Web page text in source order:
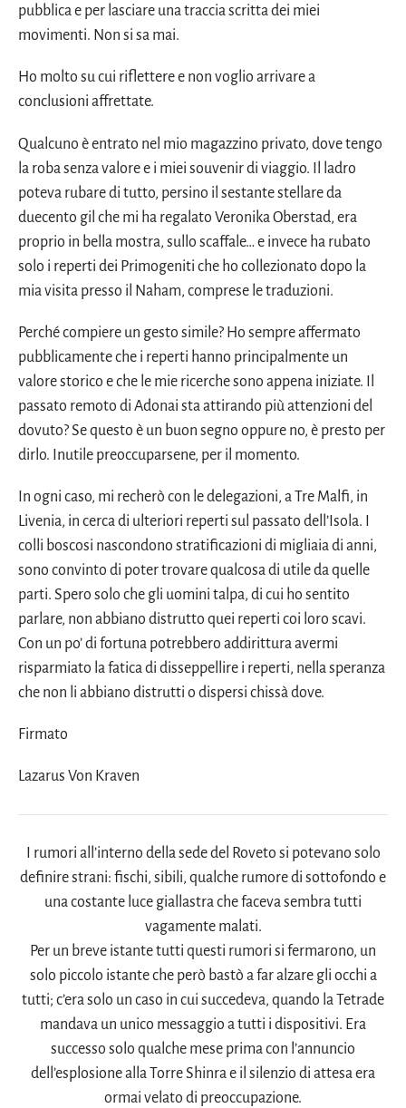
pubblica e per lasciare una traccia scritta dei miei
movimenti. Non si sa mai.
Ho molto su cui riflettere e non voglio arrivare a
conclusioni affrettate.
Qualcuno è entrato nel mio magazzino privato, dove tengo
la roba senza valore e i miei souvenir di viaggio. Il ladro
poteva rubare di tutto, persino il sestante stellare da
duecento gil che mi ha regalato Veronika Oberstad, era
proprio in bella mostra, sullo scaffale… e invece ha rubato
solo i reperti dei Primogeniti che ho collezionato dopo la
mia visita presso il Naham, comprese le traduzioni.
Perché compiere un gesto simile? Ho sempre affermato
pubblicamente che i reperti hanno principalmente un
valore storico e che le mie ricerche sono appena iniziate. Il
passato remoto di Adonai sta attirando più attenzioni del
dovuto? Se questo è un buon segno oppure no, è presto per
dirlo. Inutile preoccuparsene, per il momento.
In ogni caso, mi recherò con le delegazioni, a Tre Malfi, in
Livenia, in cerca di ulteriori reperti sul passato dell’Isola. I
colli boscosi nascondono stratificazioni di migliaia di anni,
sono convinto di poter trovare qualcosa di utile da quelle
parti. Spero solo che gli uomini talpa, di cui ho sentito
parlare, non abbiano distrutto quei reperti coi loro scavi.
Con un po’ di fortuna potrebbero addirittura avermi
risparmiato la fatica di disseppellire i reperti, nella speranza
che non li abbiano distrutti o dispersi chissà dove.
Firmato
Lazarus Von Kraven
I rumori all’interno della sede del Roveto si potevano solo
definire strani: fischi, sibili, qualche rumore di sottofondo e
una costante luce giallastra che faceva sembra tutti
vagamente malati.
Per un breve istante tutti questi rumori si fermarono, un
solo piccolo istante che però bastò a far alzare gli occhi a
tutti; c’era solo un caso in cui succedeva, quando la Tetrade
mandava un unico messaggio a tutti i dispositivi. Era
successo solo qualche mese prima con l’annuncio
dell’esplosione alla Torre Shinra e il silenzio di attesa era
ormai velato di preoccupazione.